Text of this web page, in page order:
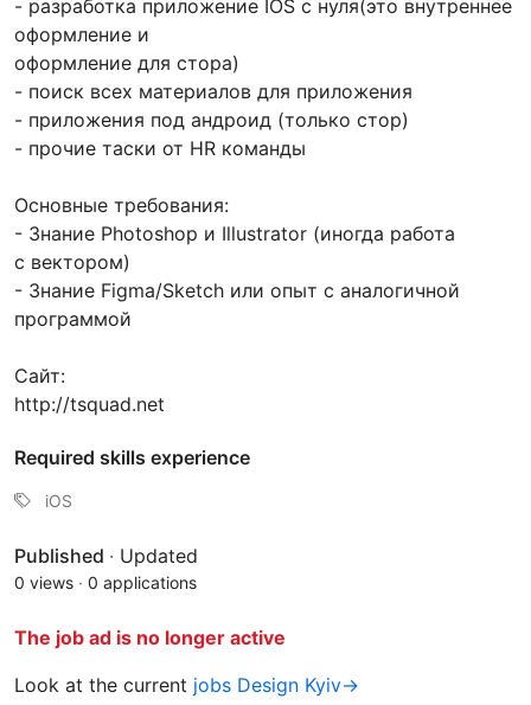
- разработка приложение IOS с нуля(это внутреннее
оформление и
оформление для стора)
- поиск всех материалов для приложения
- приложения под андроид (только стор)
- прочие таски от HR команды
Основные требования:
- Знание Photoshop и Illustrator (иногда работа
с вектором)
- Знание Figma/Sketch или опыт с аналогичной
программой
Сайт:
http://tsquad.net
Required skills experience
iOS
Published · Updated
0 views · 0 applications
The job ad is no longer active
Look at the current jobs Design Kyiv→